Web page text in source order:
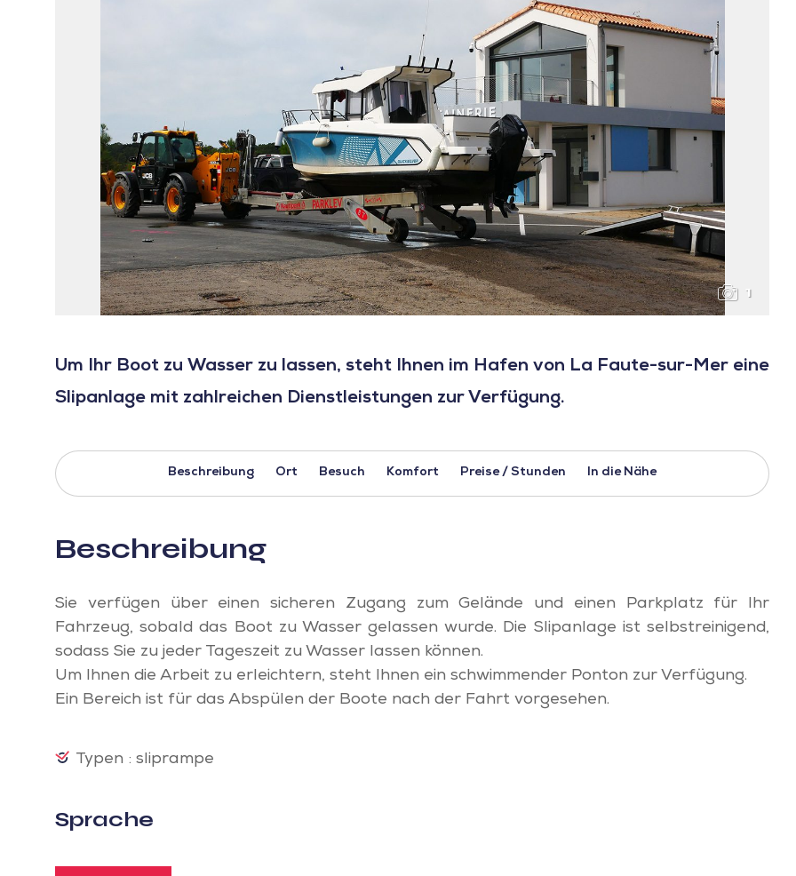
1
Um Ihr Boot zu Wasser zu lassen, steht Ihnen im Hafen von La Faute-sur-Mer eine
Slipanlage mit zahlreichen Dienstleistungen zur Verfügung.
Beschreibung Ort Besuch Komfort Preise / Stunden In die Nähe
Beschreibung
Sie verfügen über einen sicheren Zugang zum Gelände und einen Parkplatz für Ihr
Fahrzeug, sobald das Boot zu Wasser gelassen wurde. Die Slipanlage ist selbstreinigend,
sodass Sie zu jeder Tageszeit zu Wasser lassen können.
Um Ihnen die Arbeit zu erleichtern, steht Ihnen ein schwimmender Ponton zur Verfügung.
Ein Bereich ist für das Abspülen der Boote nach der Fahrt vorgesehen.
Typen : sliprampe
Sprache